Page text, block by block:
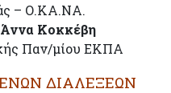
– Ο.ΚΑ.ΝΑ.
Άννα Κοκκέβη
Παν/µίου ΕΚΠΑ
ΔΙΑΛΕΞΕΩΝ